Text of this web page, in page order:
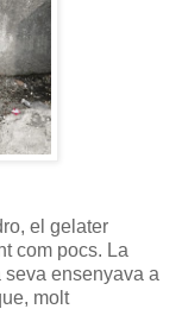
el gelater
com pocs. La
ensenyava a
molt